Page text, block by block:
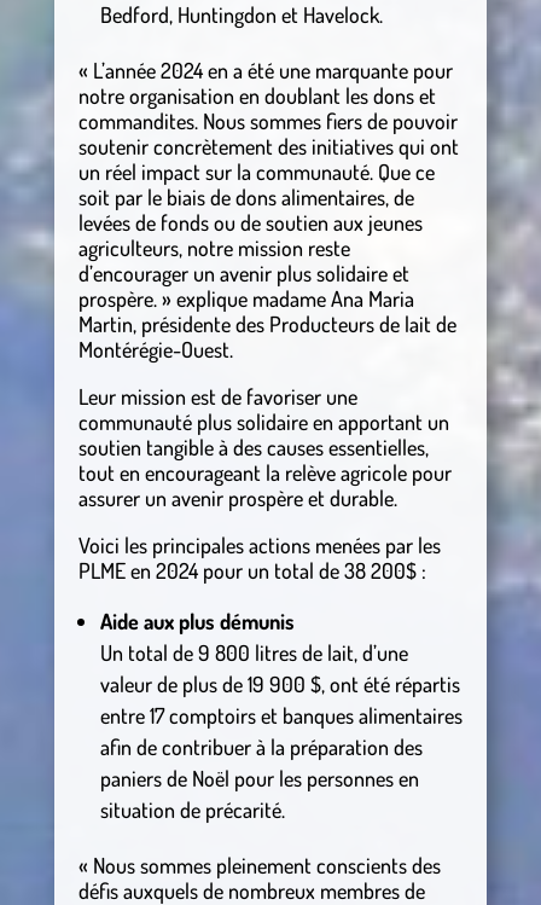
Bedford, Huntingdon et Havelock.
« L’année 2024 en a été une marquante pour
notre organisation en doublant les dons et
commandites. Nous sommes fiers de pouvoir
soutenir concrètement des initiatives qui ont
un réel impact sur la communauté. Que ce
soit par le biais de dons alimentaires, de
levées de fonds ou de soutien aux jeunes
agriculteurs, notre mission reste
d’encourager un avenir plus solidaire et
prospère. » explique madame Ana Maria
Martin, présidente des Producteurs de lait de
Montérégie-Ouest.
Leur mission est de favoriser une
communauté plus solidaire en apportant un
soutien tangible à des causes essentielles,
tout en encourageant la relève agricole pour
assurer un avenir prospère et durable.
Voici les principales actions menées par les
PLME en 2024 pour un total de 38 200$ :
Aide aux plus démunis
Un total de 9 800 litres de lait, d’une
valeur de plus de 19 900 $, ont été répartis
entre 17 comptoirs et banques alimentaires
afin de contribuer à la préparation des
paniers de Noël pour les personnes en
situation de précarité.
« Nous sommes pleinement conscients des
défis auxquels de nombreux membres de